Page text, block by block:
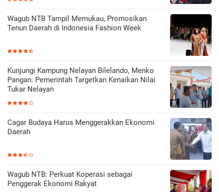
Wagub NTB Tampil Memukau, Promosikan
Tenun Daerah di Indonesia Fashion Week
Kunjungi Kampung Nelayan Bilelando, Menko
Pangan: Pemerintah Targetkan Kenaikan Nilai
Tukar Nelayan
Cagar Budaya Harus Menggerakkan Ekonomi
Daerah
Wagub NTB: Perkuat Koperasi sebagai
Penggerak Ekonomi Rakyat